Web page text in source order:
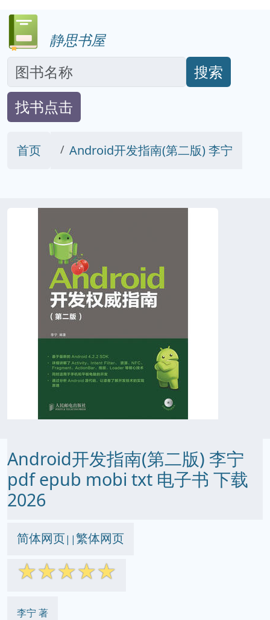
静思书屋
搜索
找书点击
首页 Android开发指南(第二版) 李宁
Android开发指南(第二版) 李宁
pdf epub mobi txt 电子书 下载
2026
简体网页||繁体网页
☆☆☆☆☆
李宁 著